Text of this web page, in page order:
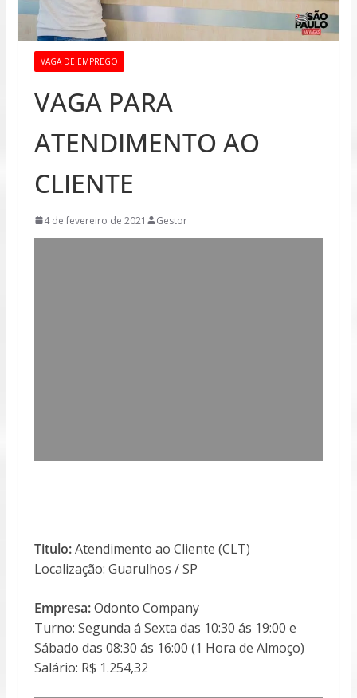
VAGA DE EMPREGO
VAGA PARA
ATENDIMENTO AO
CLIENTE
4 de fevereiro de 2021 Gestor
Titulo:Atendimento ao Cliente (CLT)
Localização: Guarulhos / SP
Empresa:Odonto Company
Turno: Segunda á Sexta das 10:30 ás 19:00 e
Sábado das 08:30 ás 16:00 (1 Hora de Almoço)
Salário: R$ 1.254,32